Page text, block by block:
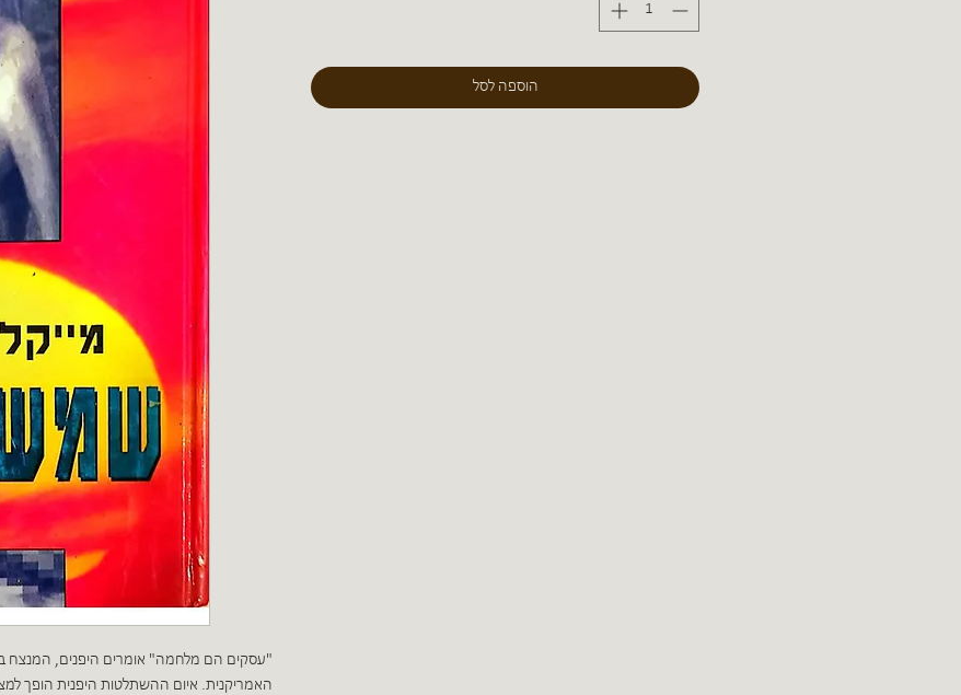
"עסקים הם מלחמה" אומרים היפנים, המנצח
האמריקנית. איום ההשתלטות היפנית הופך
הוספה לסל